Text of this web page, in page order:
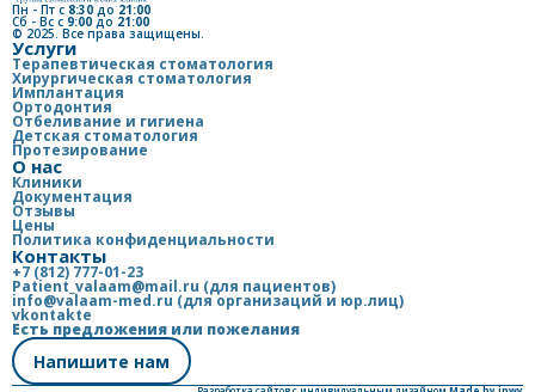
Пн - Пт с 8:30 до 21:00
Сб - Вс с 9:00 до 21:00
© 2025. Все права защищены.
Терапевтическая стоматология
Хирургическая стоматология
Имплантация
Ортодонтия
Отбеливание и гигиена
Детская стоматология
Протезирование
Услуги
Клиники
Документация
Отзывы
Цены
Политика конфиденциальности
О нас
+7 (812) 777-01-23
Patient_valaam@mail.ru (для пациентов)
info@valaam-med.ru (для организаций и юр.лиц)
vkontakte
Есть предложения или пожелания
Напишите нам
Контакты